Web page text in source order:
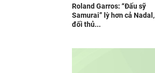
Roland Garros: “Đấu sỹ
Samurai” lỳ hơn cả Nadal,
đối thủ...